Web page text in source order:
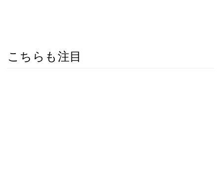
こちらも注目